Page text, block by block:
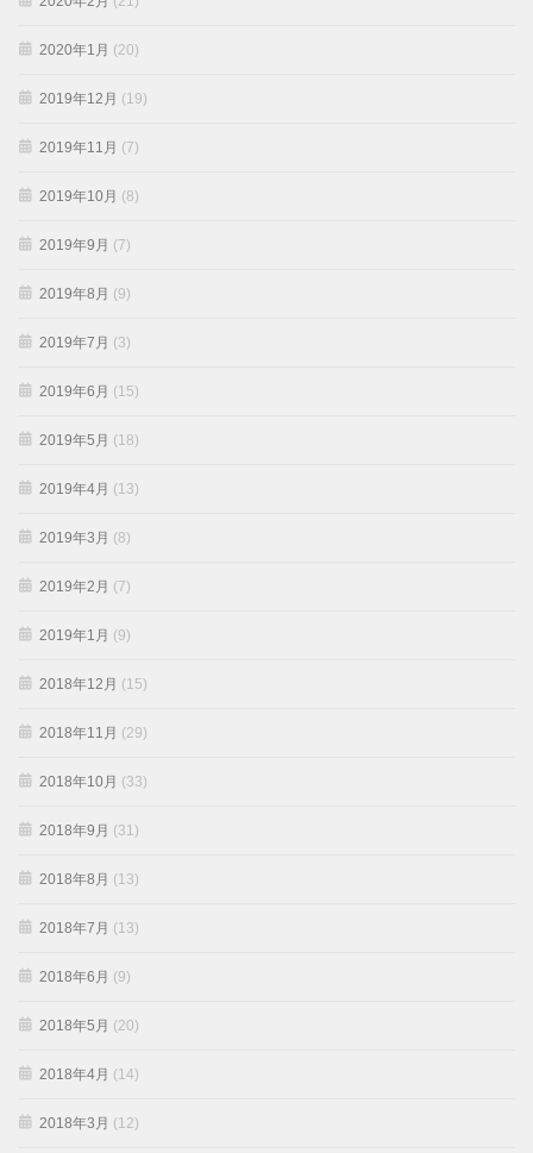
2020年1月 (20)
2019年12月 (19)
2019年11月 (7)
2019年10月 (8)
2019年9月 (7)
2019年8月 (9)
2019年7月 (3)
2019年6月 (15)
2019年5月 (18)
2019年4月 (13)
2019年3月 (8)
2019年2月 (7)
2019年1月 (9)
2018年12月 (15)
2018年11月 (29)
2018年10月 (33)
2018年9月 (31)
2018年8月 (13)
2018年7月 (13)
2018年6月 (9)
2018年5月 (20)
2018年4月 (14)
2018年3月 (12)